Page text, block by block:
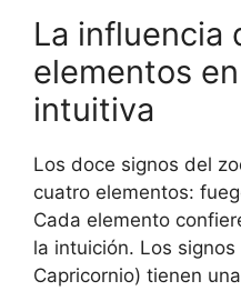
La influencia
elementos
intuitiva
Los doce signos del
cuatro elementos:
Cada elemento
la intuición. Los
Capricornio) tienen